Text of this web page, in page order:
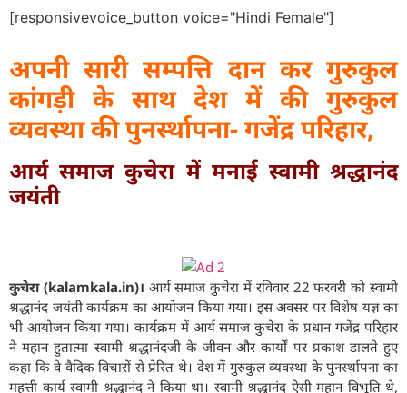
[responsivevoice_button voice="Hindi Female"]
अपनी सारी सम्पत्ति दान कर गुरुकुल
कांगड़ी के साथ देश में की गुरुकुल
व्यवस्था की पुनर्स्थापना- गजेंद्र परिहार,
आर्य समाज कुचेरा में मनाई स्वामी श्रद्धानंद
जयंती
कुचेरा (kalamkala.in)। आर्य समाज कुचेरा में रविवार 22 फरवरी को स्वामी
श्रद्धानंद जयंती कार्यक्रम का आयोजन किया गया। इस अवसर पर विशेष यज्ञ का
भी आयोजन किया गया। कार्यक्रम में आर्य समाज कुचेरा के प्रधान गजेंद्र परिहार
ने महान हुतात्मा स्वामी श्रद्धानंदजी के जीवन और कार्यों पर प्रकाश डालते हुए
कहा कि वे वैदिक विचारों से प्रेरित थे। देश में गुरुकुल व्यवस्था के पुनर्स्थापना का
महत्ती कार्य स्वामी श्रद्धानंद ने किया था। स्वामी श्रद्धानंद ऐसी महान विभूति थे,